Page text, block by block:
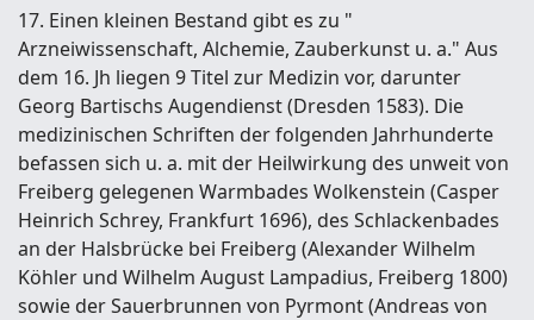
17. Einen kleinen Bestand gibt es zu "
Arzneiwissenschaft, Alchemie, Zauberkunst u. a." Aus
dem 16. Jh liegen 9 Titel zur Medizin vor, darunter
Georg Bartischs Augendienst (Dresden 1583). Die
medizinischen Schriften der folgenden Jahrhunderte
befassen sich u. a. mit der Heilwirkung des unweit von
Freiberg gelegenen Warmbades Wolkenstein (Casper
Heinrich Schrey, Frankfurt 1696), des Schlackenbades
an der Halsbrücke bei Freiberg (Alexander Wilhelm
Köhler und Wilhelm August Lampadius, Freiberg 1800)
sowie der Sauerbrunnen von Pyrmont (Andreas von